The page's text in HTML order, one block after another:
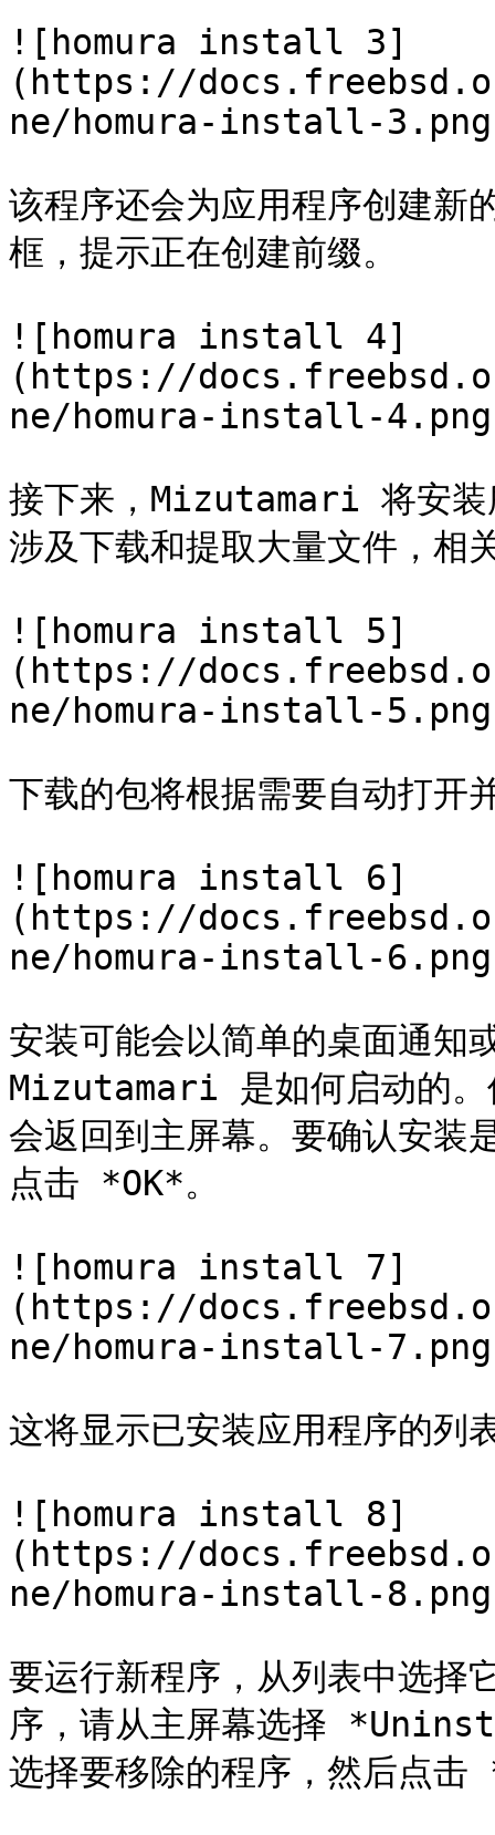
![homura install 3]
(https://
ne/homura-install-
该程序还会为应用程序创建新
框，提示正在创建前缀。
![homura install 4]
(https://
ne/homura-install-
接下来，Mizutamari 将安装
涉及下载和提取大量文件，相
![homura install 5]
(https://
ne/homura-install-
下载的包将根据需要自动打开
![homura install 6]
(https://
ne/homura-install-
安装可能会以简单的桌面通知
Mizutamari 是如何启动的
会返回到主屏幕。要确认安
点击 *OK*。
![homura install 7]
(https://
ne/homura-install-
这将显示已安装应用程序的列
![homura install 8]
(https://
ne/homura-install-
要运行新程序，从列表中选择
序，请从主屏幕选择
选择要移除的程序，然后点击